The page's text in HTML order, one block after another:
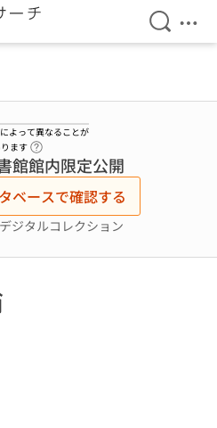
検索を
メ
よって異なることが
ます
館館内限定公開
ベースで確認する
ジタルコレクション